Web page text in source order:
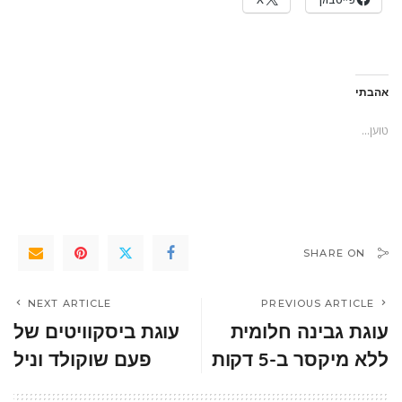
אהבתי
טוען...
SHARE ON
PREVIOUS ARTICLE
עוגת גבינה חלומית
ללא מיקסר ב-5 דקות
NEXT ARTICLE
עוגת ביסקוויטים של
פעם שוקולד וניל